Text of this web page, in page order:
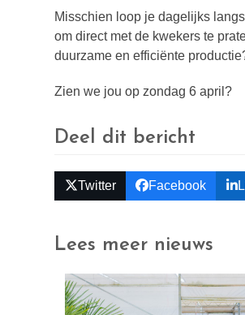
Misschien loop je dagelijks
om direct met de kwekers te
duurzame en efficiënte
Zien we jou op zondag 6 april?
Deel dit bericht
Twitter Facebook
Lees meer nieuws